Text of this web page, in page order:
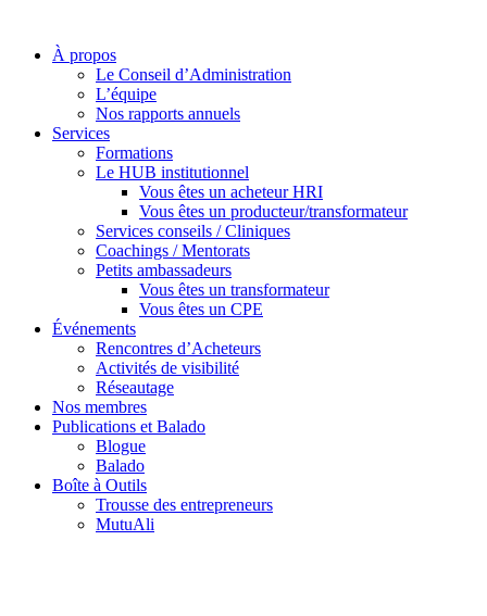
À propos
Le Conseil d’Administration
L’équipe
Nos rapports annuels
Services
Formations
Le HUB institutionnel
Vous êtes un acheteur HRI
Vous êtes un producteur/transformateur
Services conseils / Cliniques
Coachings / Mentorats
Petits ambassadeurs
Vous êtes un transformateur
Vous êtes un CPE
Événements
Rencontres d’Acheteurs
Activités de visibilité
Réseautage
Nos membres
Publications et Balado
Blogue
Balado
Boîte à Outils
Trousse des entrepreneurs
MutuAli